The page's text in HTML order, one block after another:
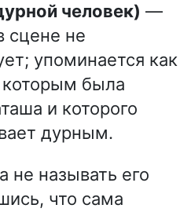
человек) —
сцене не
упоминается как
которым была
и которого
дурным.
не называть его
что сама